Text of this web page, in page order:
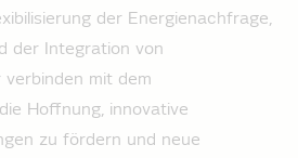
der Energienachfrage,
der Integration von
verbinden mit dem
Hoffnung, innovative
zu fördern und neue